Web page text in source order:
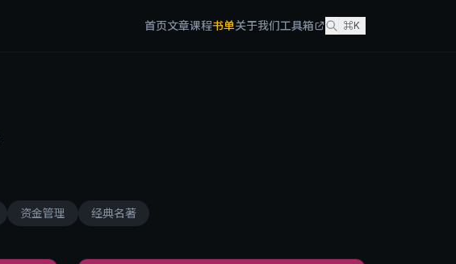
首页文章课程书单关于我们工具箱 ⌘K
资金管理 经典名著